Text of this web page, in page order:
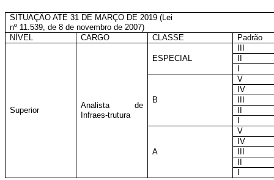
SITUAÇÃO ATÉ 31 DE MARÇO DE 2019 (Lei
nº 11.539, de 8 de novembro de 2007)
NÍVEL
CARGO CLASSE Padrão
Superior
Analista de
Infraes-trutura
ESPECIAL
B
V
IV
A
V
IV